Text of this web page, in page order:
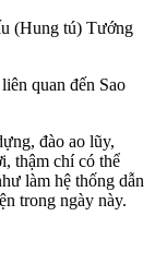
(Hung tú) Tướng
quan đến Sao
đào ao lũy,
thậm chí có thể
làm hệ thống dẫn
trong ngày này.